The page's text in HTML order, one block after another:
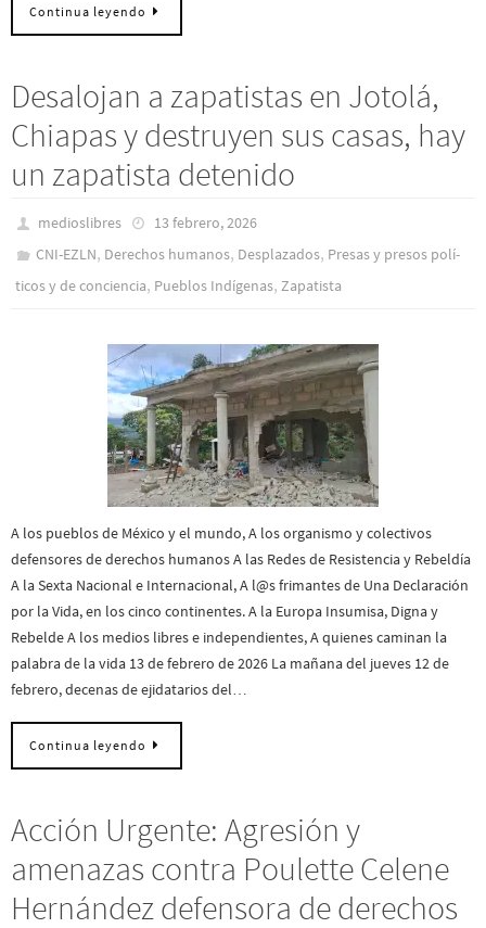
Continua leyendo
Desalojan a zapatistas en Jotolá,
Chiapas y destruyen sus casas, hay
un zapatista detenido
medioslibres
13 febrero, 2026
CNI-EZLN, Derechos humanos, Desplazados, Presas y presos polí­
ticos y de conciencia, Pueblos Indí­genas, Zapatista
A los pueblos de México y el mundo, A los organismo y colectivos
defensores de derechos humanos A las Redes de Resistencia y Rebeldía
A la Sexta Nacional e Internacional, A l@s frimantes de Una Declaración
por la Vida, en los cinco continentes. A la Europa Insumisa, Digna y
Rebelde A los medios libres e independientes, A quienes caminan la
palabra de la vida 13 de febrero de 2026 La mañana del jueves 12 de
febrero, decenas de ejidatarios del…
Continua leyendo
Acción Urgente: Agresión y
amenazas contra Poulette Celene
Hernández defensora de derechos